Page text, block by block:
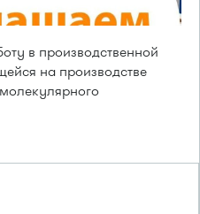
в производственной
на производстве